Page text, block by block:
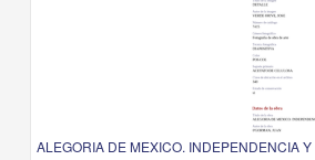
ALEGORIA DE MEXICO. INDEPENDENCIA